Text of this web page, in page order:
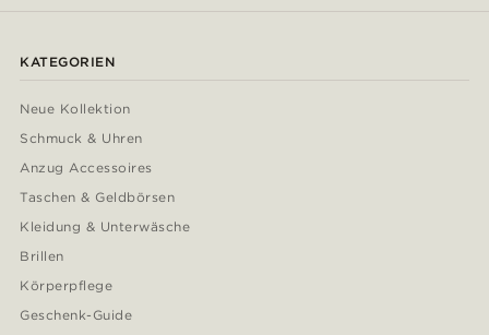
KATEGORIEN
Neue Kollektion
Schmuck & Uhren
Anzug Accessoires
Taschen & Geldbörsen
Kleidung & Unterwäsche
Brillen
Körperpflege
Geschenk-Guide